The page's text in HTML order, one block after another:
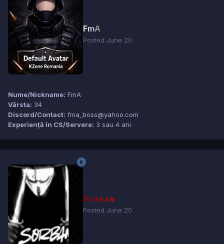
FmA
Posted June 20
Nume/Nickname: FmA
Vârsta: 34
Discord/Contact: fma_boss@yahoo.com
Experiență în CS/Servere: 3 sau 4 ani
Sorban
Posted June 20